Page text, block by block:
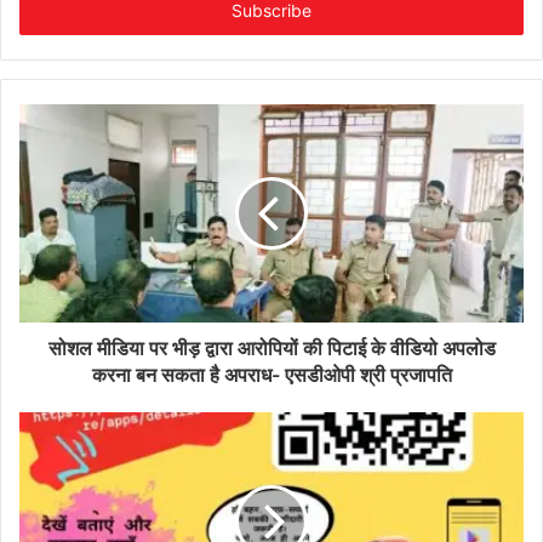
सोशल मीडिया पर भीड़ द्वारा आरोपियों की पिटाई के वीडियो अपलोड
करना बन सकता है अपराध- एसडीओपी श्री प्रजापति